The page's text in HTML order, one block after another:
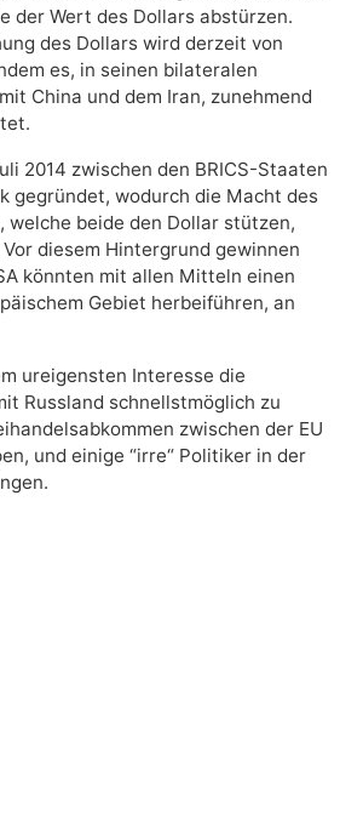
der Wert des Dollars abstürzen.
des Dollars wird derzeit von
es, in seinen bilateralen
China und dem Iran, zunehmend
2014 zwischen den BRICS-Staaten
gegründet, wodurch die Macht des
welche beide den Dollar stützen,
diesem Hintergrund gewinnen
könnten mit allen Mitteln einen
Gebiet herbeiführen, an
ureigensten Interesse die
Russland schnellstmöglich zu
zwischen der EU
und einige “irre“ Politiker in der